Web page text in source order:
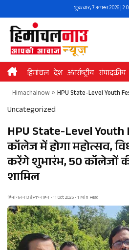
to
content
शुक्रवार, 7 अगस्त 2026 |
हिमांचल देश अंतर्राष्ट्रीय संपादकीय
Himachalnow» HPU State-Level Youth
Uncategorized
HPU State-Level
कॉलेज में होगा महोत्सव,
करेंगे शुभारंभ, 50 कॉलेजों
शामिल
हिमांचलनाउ डेस्क नाहन • 11 Oct 2025 • 1 Min Read